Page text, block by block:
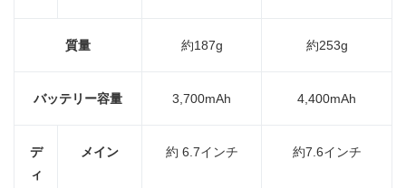
質量 約187g 約253g
バッテリー容量 3,700mAh 4,400mAh
デ
ィ
メイン 約 6.7インチ 約7.6インチ